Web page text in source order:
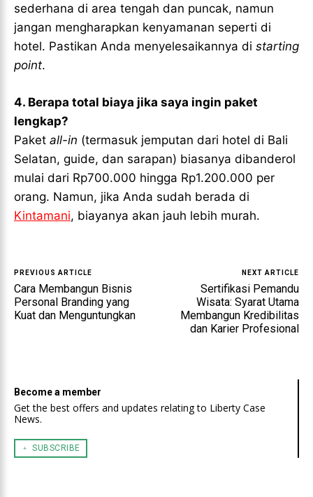
Become a member
Get the best offers and updates relating to Liberty Case
News.
﹢ SUBSCRIBE
sederhana di area tengah dan puncak, namun
jangan mengharapkan kenyamanan seperti di
hotel. Pastikan Anda menyelesaikannya di starting
point.
4. Berapa total biaya jika saya ingin paket
lengkap?
Paket all-in (termasuk jemputan dari hotel di Bali
Selatan, guide, dan sarapan) biasanya dibanderol
mulai dari Rp700.000 hingga Rp1.200.000 per
orang. Namun, jika Anda sudah berada di
Kintamani, biayanya akan jauh lebih murah.
PREVIOUS ARTICLE
Cara Membangun Bisnis
Personal Branding yang
Kuat dan Menguntungkan
NEXT ARTICLE
Sertifikasi Pemandu
Wisata: Syarat Utama
Membangun Kredibilitas
dan Karier Profesional